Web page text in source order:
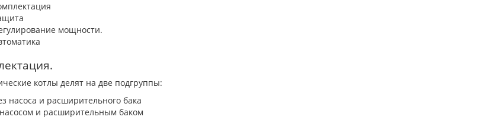
мощности.
котлы делят на две подгруппы:
насоса и расширительного бака
и расширительным баком